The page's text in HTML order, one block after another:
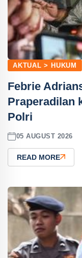
AKTUAL > HUKUM
Febrie
Praperadilan
Polri
05 AUGUST 2026
READ MORE